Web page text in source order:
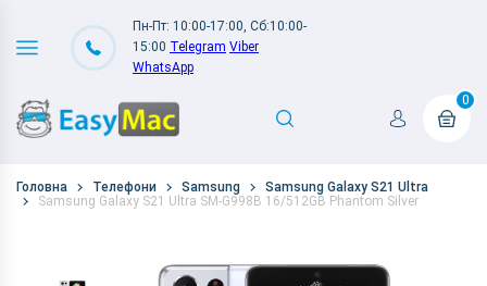
Пн-Пт: 10:00-17:00, Сб:10:00-
15:00 Telegram Viber
WhatsApp
0
Головна Телефони Samsung
Samsung Galaxy S21 Ultra
Samsung Galaxy S21 Ultra SM-G998B 16/512GB Phantom Silver